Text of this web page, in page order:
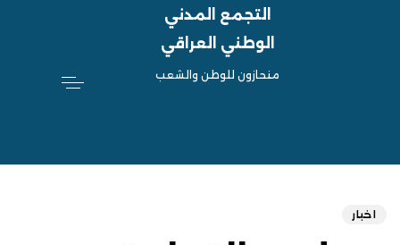
التجمع المدني
الوطني العراقي
منحازون للوطن والشعب
اخبار